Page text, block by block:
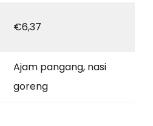
€6,37
Ajam pangang, nasi
goreng